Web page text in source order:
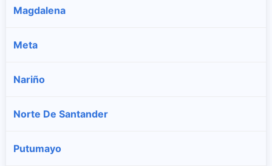
Magdalena
Meta
Nariño
Norte De Santander
Putumayo